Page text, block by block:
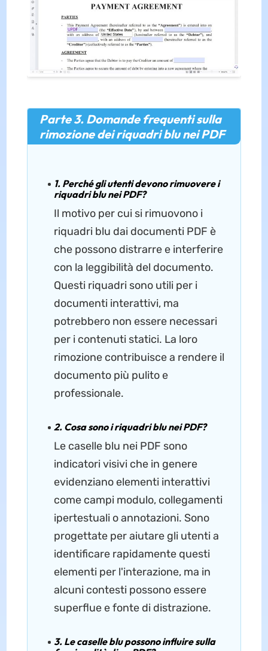
Parte 3. Domande frequenti sulla
rimozione dei riquadri blu nei PDF
1. Perché gli utenti devono rimuovere i
riquadri blu nei PDF?
Il motivo per cui si rimuovono i
riquadri blu dai documenti PDF è
che possono distrarre e interferire
con la leggibilità del documento.
Questi riquadri sono utili per i
documenti interattivi, ma
potrebbero non essere necessari
per i contenuti statici. La loro
rimozione contribuisce a rendere il
documento più pulito e
professionale.
2. Cosa sono i riquadri blu nei PDF?
Le caselle blu nei PDF sono
indicatori visivi che in genere
evidenziano elementi interattivi
come campi modulo, collegamenti
ipertestuali o annotazioni. Sono
progettate per aiutare gli utenti a
identificare rapidamente questi
elementi per l'interazione, ma in
alcuni contesti possono essere
superflue e fonte di distrazione.
3. Le caselle blu possono influire sulla